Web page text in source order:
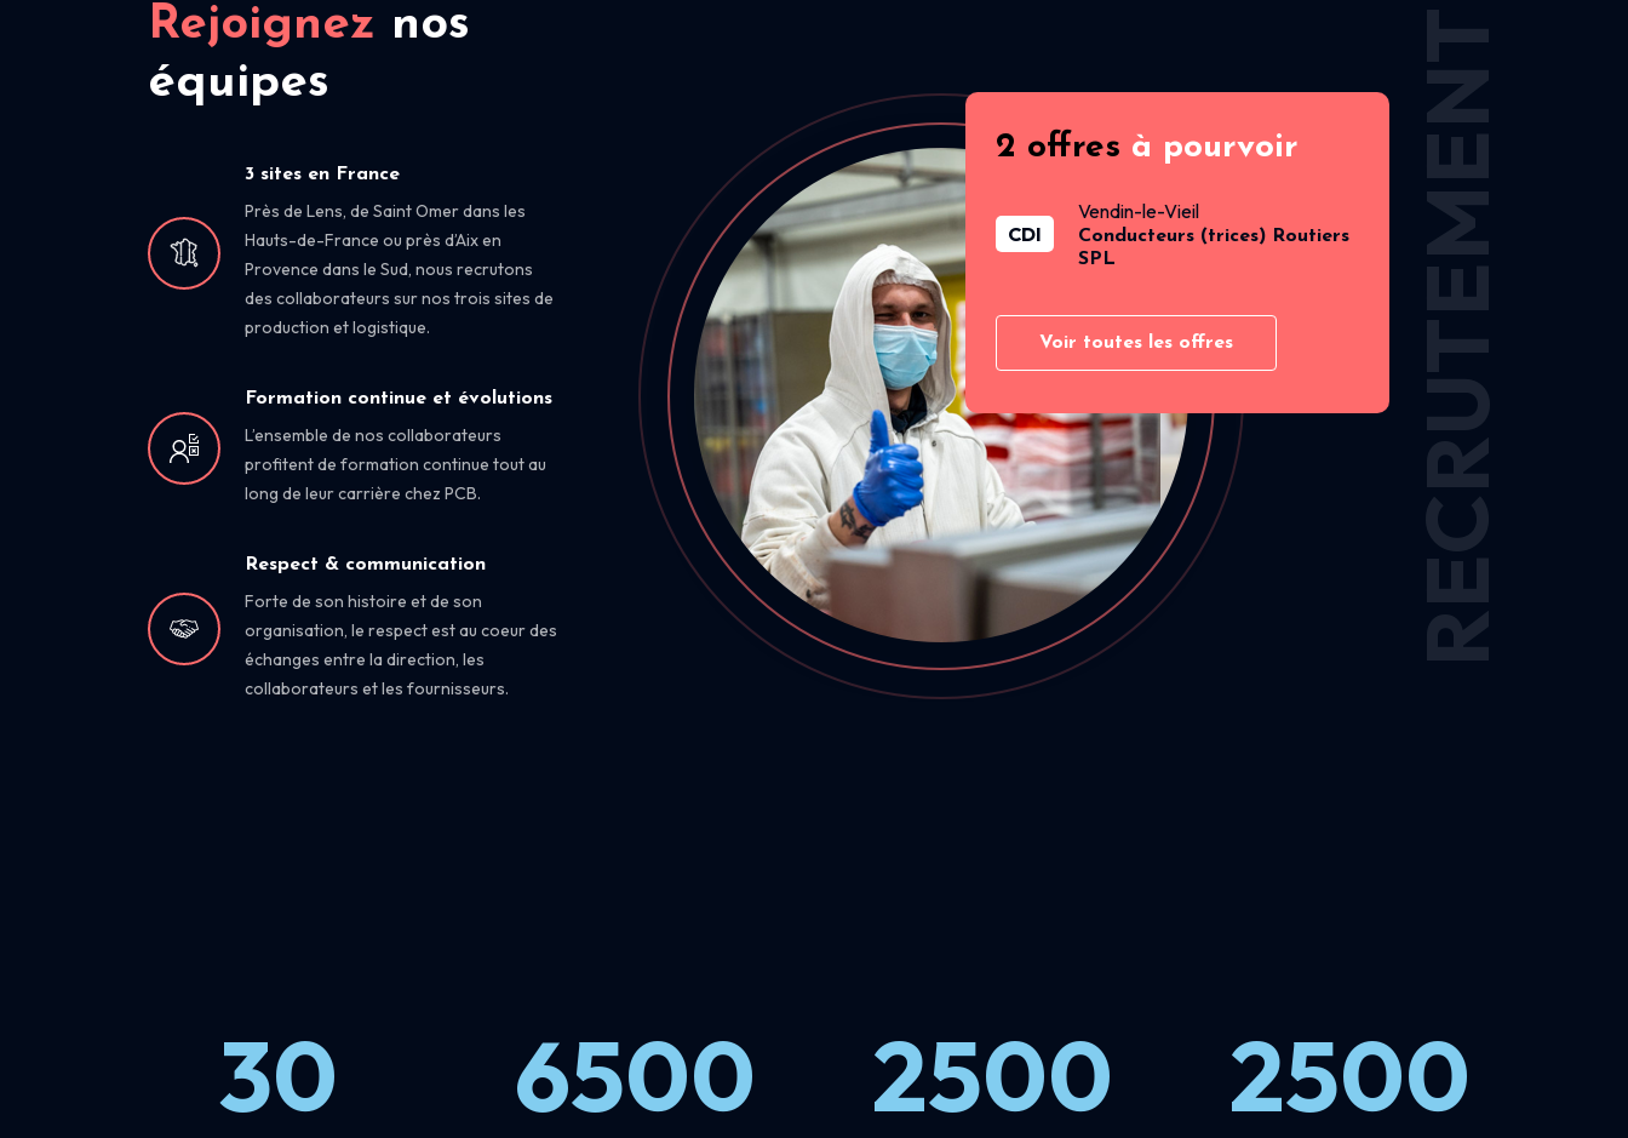
Rejoignez nos
équipes
3 sites en France
Près de Lens, de Saint Omer dans les
Hauts-de-France ou près d’Aix en
Provence dans le Sud, nous recrutons
des collaborateurs sur nos trois sites de
production et logistique.
Formation continue et évolutions
L’ensemble de nos collaborateurs
profitent de formation continue tout au
long de leur carrière chez PCB.
Respect & communication
Forte de son histoire et de son
organisation, le respect est au coeur des
échanges entre la direction, les
collaborateurs et les fournisseurs.
2 offres à pourvoir
CDI
Vendin-le-Vieil
Conducteurs (trices) Routiers
SPL
Voir toutes les offres RECRUTEMENT
30 6500 2500 2500